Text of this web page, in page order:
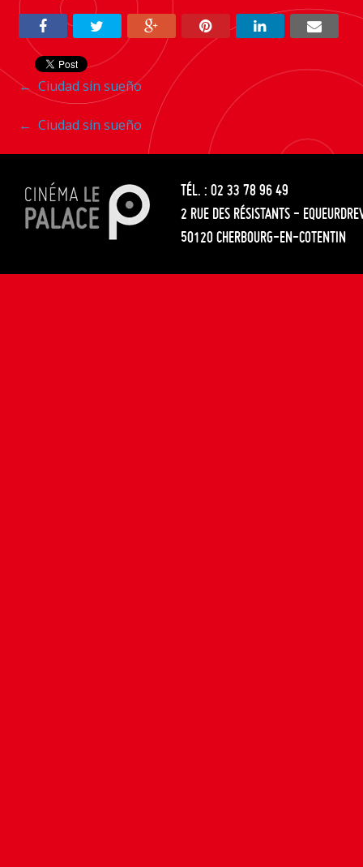
Navigation
entre
les
articles
← Ciudad sin sueño
Navigation
entre
les
articles
← Ciudad sin sueño
TÉL. : 02 33 78 96 49
2 RUE DES RÉSISTANTS -
50120 CHERBOURG-EN-COTENTIN